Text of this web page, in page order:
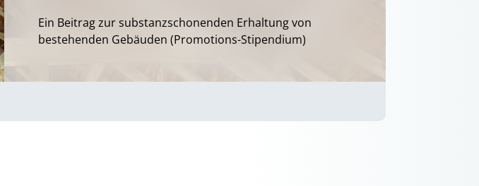
Ein Beitrag zur substanzschonenden Erhaltung von
bestehenden Gebäuden (Promotions-Stipendium)